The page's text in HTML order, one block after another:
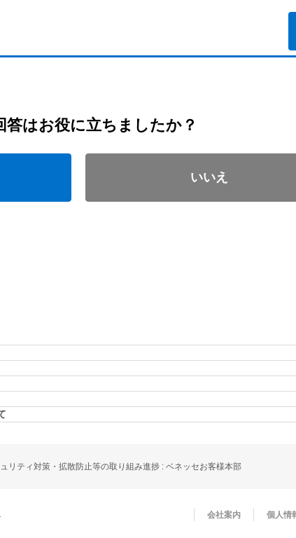
答はお役に立ちましたか？
いいえ
リティ対策・拡散防止等の取り組み進捗 : ベネッセお客様本部
会社案内 個人情